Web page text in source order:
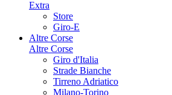
Extra
Store
Giro-E
Altre Corse
Altre Corse
Giro d'Italia
Strade Bianche
Tirreno Adriatico
Milano-Torino